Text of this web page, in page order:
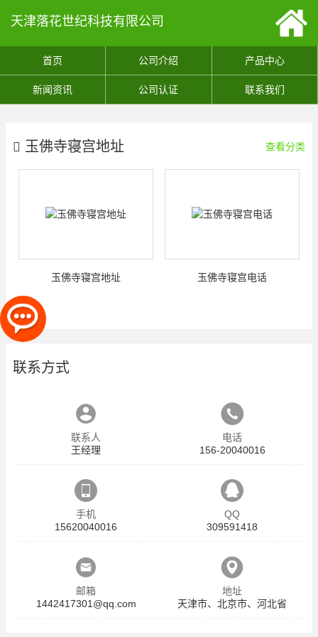
天津落花世纪科技有限公司
首页 公司介绍 产品中心
新闻资讯 公司认证 联系我们
玉佛寺寝宫地址 查看分类
玉佛寺寝宫地址 玉佛寺寝宫电话
联系方式
联系人
王经理
电话
156-20040016
手机
15620040016
QQ
309591418
邮箱
1442417301@qq.com
地址
天津市、北京市、河北省